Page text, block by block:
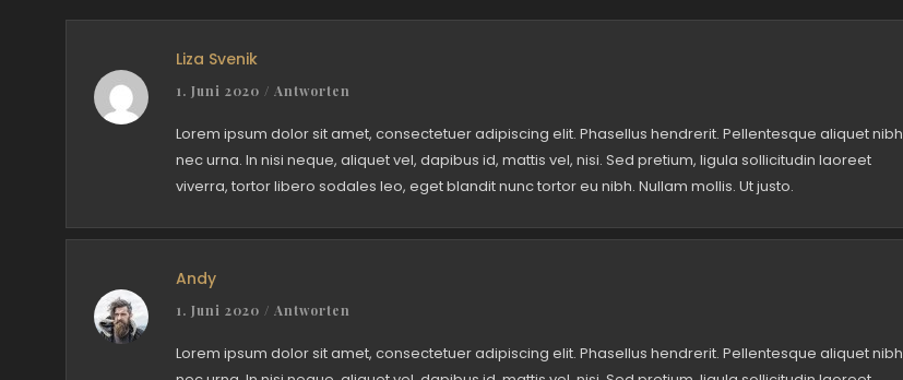
Liza Svenik
1. Juni 2020 / Antworten
Lorem ipsum dolor sit amet, consectetuer adipiscing elit. Phasellus hendrerit. Pellentesque aliquet nibh
nec urna. In nisi neque, aliquet vel, dapibus id, mattis vel, nisi. Sed pretium, ligula sollicitudin laoreet
viverra, tortor libero sodales leo, eget blandit nunc tortor eu nibh. Nullam mollis. Ut justo.
Andy
1. Juni 2020 / Antworten
Lorem ipsum dolor sit amet, consectetuer adipiscing elit. Phasellus hendrerit. Pellentesque aliquet nibh